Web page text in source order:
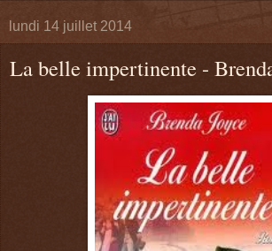
lundi 14 juillet 2014
La belle impertinente -